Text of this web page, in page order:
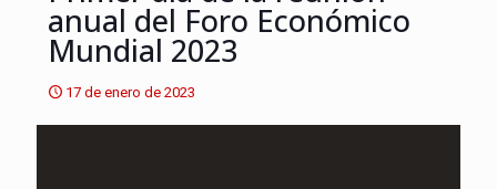
anual del Foro Económico
Mundial 2023
17 de enero de 2023